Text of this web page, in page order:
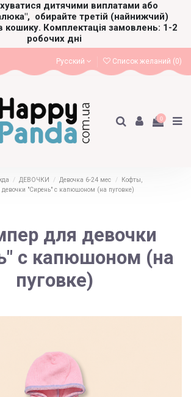
дитячими виплатами або
обирайте третій (найнижчий)
кошику. Комплектація замовлень: 1-2
робочих дні
Русский Список желаний (0)
0
ДЕВОЧКИ Девочка 6-24 мес
Кофты,
"Сирень" с капюшоном (на пуговке)
для девочки
с капюшоном (на
пуговке)